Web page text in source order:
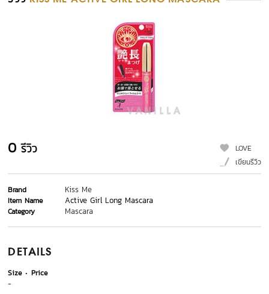
0 รีวิว
LOVE
เขียนรีวิว
Brand Kiss Me
Item Name Active Girl Long Mascara
Category Mascara
DETAILS
Size
Price
-